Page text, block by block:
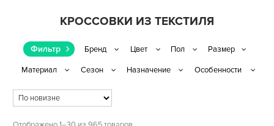
КРОССОВКИ ИЗ ТЕКСТИЛЯ
Фильтр